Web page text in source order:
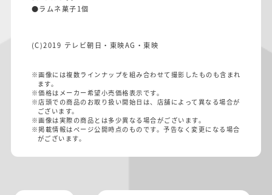
●ラムネ菓子1個
(C)2019 テレビ朝日・東映AG・東映
※画像には複数ラインナップを組み合わせて撮影したものも含まれ
ます。
※価格はメーカー希望小売価格表示です。
※店頭での商品のお取り扱い開始日は、店舗によって異なる場合が
ございます。
※画像は実際の商品とは多少異なる場合がございます。
※掲載情報はページ公開時点のものです。予告なく変更になる場合
がございます。